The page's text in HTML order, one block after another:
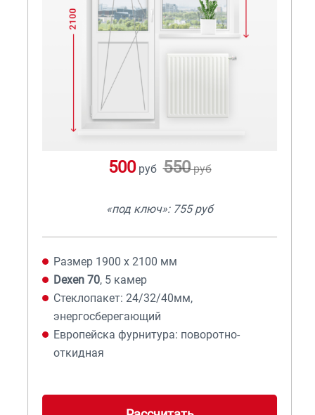
500руб 550руб
«под ключ»: 755 руб
Размер 1900 х 2100 мм
Dexen 70, 5 камер
Стеклопакет: 24/32/40мм,
энергосберегающий
Европейска фурнитура: поворотно-
откидная